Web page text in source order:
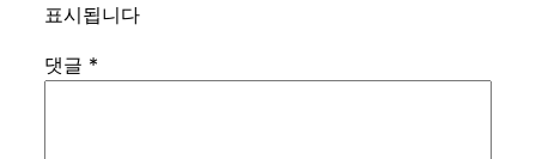
표시됩니다
댓글 *